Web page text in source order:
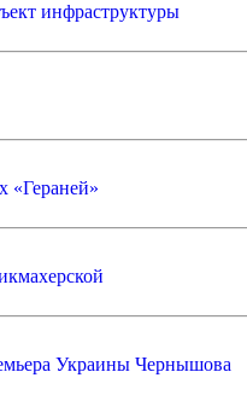
инфраструктуры
«Гераней»
Украины Чернышова